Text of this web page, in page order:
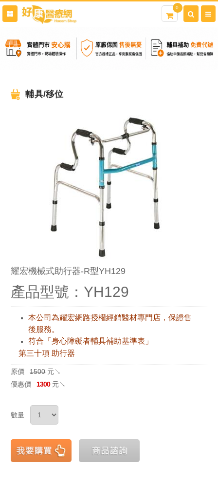
0
輔具/移位
耀宏機械式助行器-R型YH129
產品型號：YH129
本公司為耀宏網路授權經銷醫材專門店，保證售
後服務。
符合「身心障礙者輔具補助基準表」
第三十項 助行器
原價 1500元↘
優惠價
1300元↘
數量